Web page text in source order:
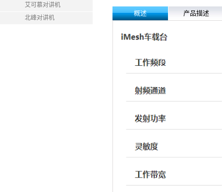
艾可慕对讲机
北峰对讲机
概述 产品描述